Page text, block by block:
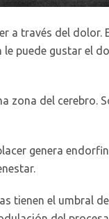
a través del dolor.
puede gustar el
zona del cerebro.
genera
tienen el umbral